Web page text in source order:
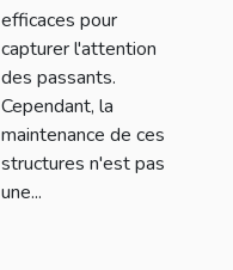
efficaces pour
capturer l'attention
des passants.
Cependant, la
maintenance de ces
structures n'est pas
une...